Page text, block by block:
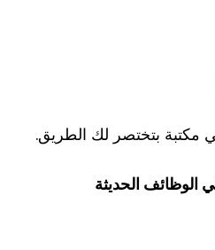
مكتبة بتختصر لك الطريق.
الوظائف الحديثة